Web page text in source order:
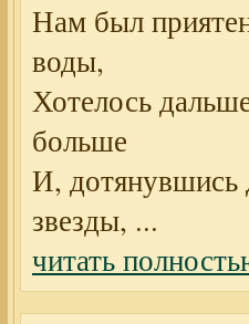
Нам был
воды,
Хотелось
больше
И, дотянувшись
звезды, ...
читать